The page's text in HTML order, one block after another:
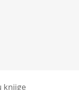
knjige